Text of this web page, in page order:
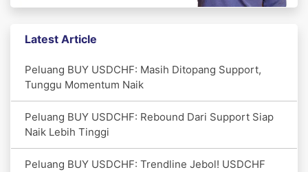
Latest Article
Peluang BUY USDCHF: Masih Ditopang Support,
Tunggu Momentum Naik
Peluang BUY USDCHF: Rebound Dari Support Siap
Naik Lebih Tinggi
Peluang BUY USDCHF: Trendline Jebol! USDCHF